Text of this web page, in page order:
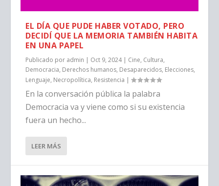
EL DÍA QUE PUDE HABER VOTADO, PERO
DECIDÍ QUE LA MEMORIA TAMBIÉN HABITA
EN UNA PAPEL
Publicado por admin | Oct 9, 2024| Cine, Cultura,
Democracia, Derechos humanos, Desaparecidos, Elecciones,
Lenguaje, Necropolítica, Resistencia |
En la conversación pública la palabra
Democracia va y viene como si su existencia
fuera un hecho...
LEER MÁS